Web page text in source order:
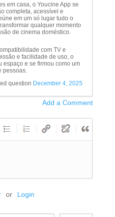
em casa, o Youcine App se
completa, acessível e
em um só lugar tudo o
qualquer momento
de cinema doméstico.
com TV e
e facilidade de uso, o
espaço e se firmou como um
pessoas.
question December 4, 2025
Add a Comment
or Login